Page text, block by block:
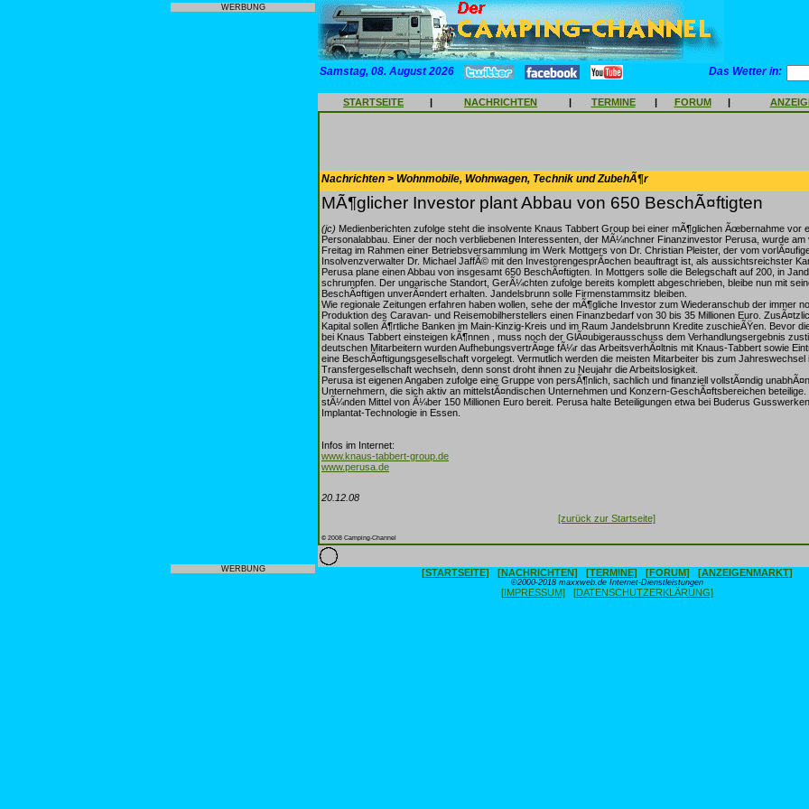
WERBUNG
WERBUNG
Samstag, 08. August 2026 Das Wetter in:
STARTSEITE | NACHRICHTEN | TERMINE | FORUM |
Nachrichten > Wohnmobile, Wohnwagen, Technik und ZubehÃ¶r
MÃ¶glicher Investor plant Abbau von 650 BeschÃ¤ftigten
(jc) Medienberichten zufolge steht die insolvente Knaus Tabbert Group bei einer mÃ¶glichen Ãœbernahme vor
Personalabbau. Einer der noch verbliebenen Interessenten, der MÃ¼nchner Finanzinvestor Perusa, wurde am
Freitag im Rahmen einer Betriebsversammlung im Werk Mottgers von Dr. Christian Pleister, der vom
Insolvenzverwalter Dr. Michael JaffÃ© mit den InvestorengesprÃ¤chen beauftragt ist, als aussichtsreichster
Perusa plane einen Abbau von insgesamt 650 BeschÃ¤ftigten. In Mottgers solle die Belegschaft auf 200, in
schrumpfen. Der ungarische Standort, GerÃ¼chten zufolge bereits komplett abgeschrieben, bleibe nun mit
BeschÃ¤ftigen unverÃ¤ndert erhalten. Jandelsbrunn solle Firmenstammsitz bleiben.
Wie regionale Zeitungen erfahren haben wollen, sehe der mÃ¶gliche Investor zum Wiederanschub der immer
Produktion des Caravan- und Reisemobilherstellers einen Finanzbedarf von 30 bis 35 Millionen Euro.
Kapital sollen Ã¶rtliche Banken im Main-Kinzig-Kreis und im Raum Jandelsbrunn Kredite zuschieÃŸen. Bevor
bei Knaus Tabbert einsteigen kÃ¶nnen , muss noch der GlÃ¤ubigerausschuss dem Verhandlungsergebnis
deutschen Mitarbeitern wurden AufhebungsvertrÃ¤ge fÃ¼r das ArbeitsverhÃ¤ltnis mit Knaus-Tabbert sowie
eine BeschÃ¤ftigungsgesellschaft vorgelegt. Vermutlich werden die meisten Mitarbeiter bis zum Jahreswechsel
Transfergesellschaft wechseln, denn sonst droht ihnen zu Neujahr die Arbeitslosigkeit.
Perusa ist eigenen Angaben zufolge eine Gruppe von persÃ¶nlich, sachlich und finanziell vollstÃ¤ndig
Unternehmern, die sich aktiv an mittelstÃ¤ndischen Unternehmen und Konzern-GeschÃ¤ftsbereichen
stÃ¼nden Mittel von Ã¼ber 150 Millionen Euro bereit. Perusa halte Beteiligungen etwa bei Buderus
Implantat-Technologie in Essen.
Infos im Internet:
www.knaus-tabbert-group.de
www.perusa.de
20.12.08
[zurück zur Startseite]
© 2008 Camping-Channel
[STARTSEITE] [NACHRICHTEN] [TERMINE] [FORUM] [ANZEIGENMARKT]
©2000-2018 maxxweb.de Internet-Dienstleistungen
[IMPRESSUM] [DATENSCHUTZERKLÄRUNG]